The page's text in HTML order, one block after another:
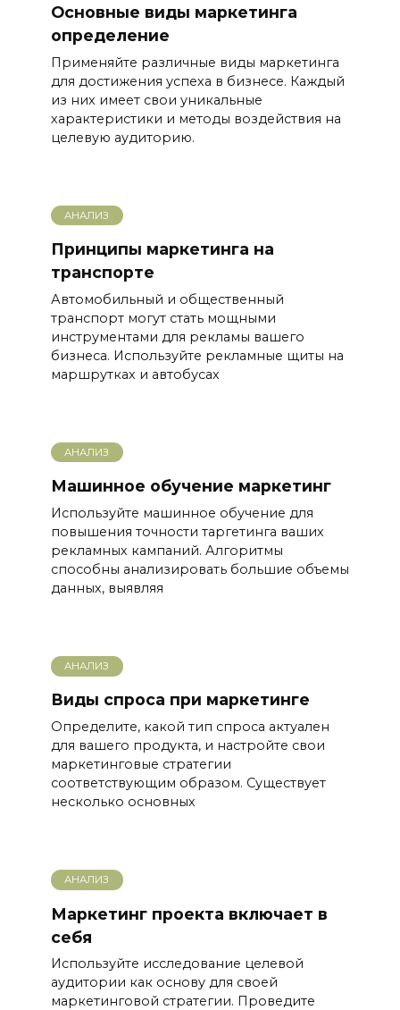
Основные виды маркетинга
определение
Применяйте различные виды маркетинга
для достижения успеха в бизнесе. Каждый
из них имеет свои уникальные
характеристики и методы воздействия на
целевую аудиторию.
АНАЛИЗ
Принципы маркетинга на
транспорте
Автомобильный и общественный
транспорт могут стать мощными
инструментами для рекламы вашего
бизнеса. Используйте рекламные щиты на
маршрутках и автобусах
АНАЛИЗ
Машинное обучение маркетинг
Используйте машинное обучение для
повышения точности таргетинга ваших
рекламных кампаний. Алгоритмы
способны анализировать большие объемы
данных, выявляя
АНАЛИЗ
Виды спроса при маркетинге
Определите, какой тип спроса актуален
для вашего продукта, и настройте свои
маркетинговые стратегии
соответствующим образом. Существует
несколько основных
АНАЛИЗ
Маркетинг проекта включает в
себя
Используйте исследование целевой
аудитории как основу для своей
маркетинговой стратегии. Проведите